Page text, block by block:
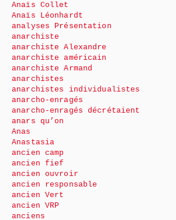
Anaïs Collet
Anaïs Léonhardt
analyses Présentation
anarchiste
anarchiste Alexandre
anarchiste américain
anarchiste Armand
anarchistes
anarchistes individualistes
anarcho-enragés
anarcho-enragés décrétaient
anars qu’on
Anas
Anastasia
ancien camp
ancien fief
ancien ouvroir
ancien responsable
ancien Vert
ancien VRP
anciens